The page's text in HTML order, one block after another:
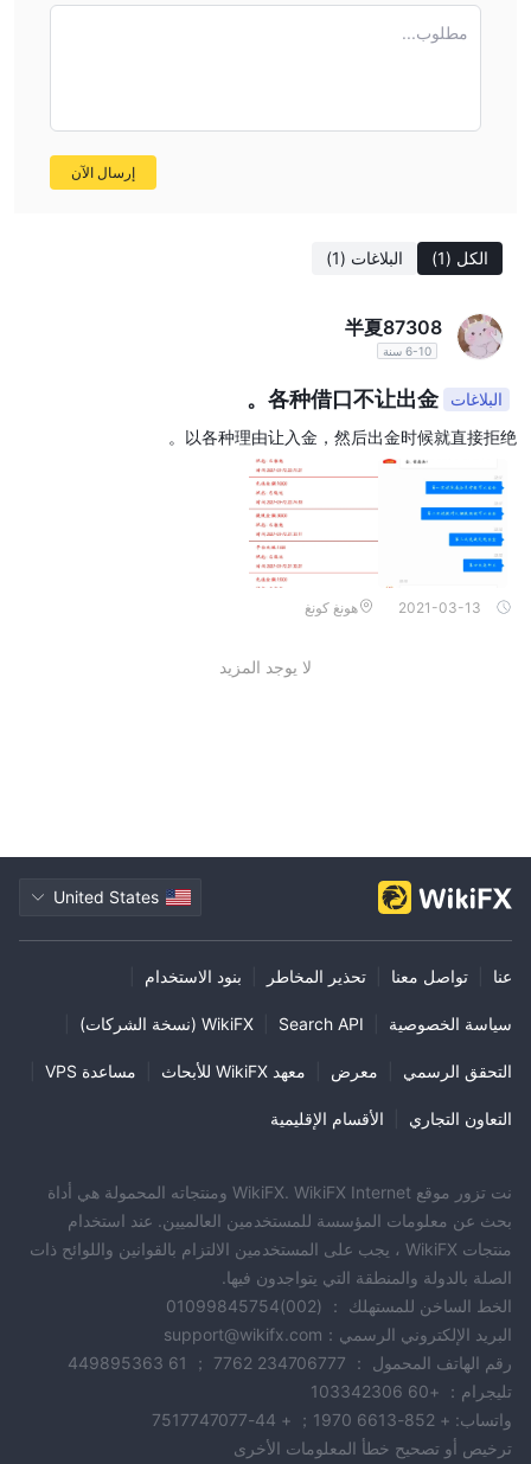
الكل (1) البلاغات (1)
半夏87308
6-10 سنة
البلاغات 各种借口不让出金。
以各种理由让入金，然后出金时候就直接拒绝。
2021-03-13 هونغ كونغ
لا يوجد المزيد
مطلوب...
إرسال الآن
United States
عنا تواصل معنا تحذير المخاطر بنود الاستخدام
سياسة الخصوصية Search API WikiFX (نسخة الشركات)
التحقق الرسمي معرض معهد WikiFX للأبحاث مساعدة VPS
التعاون التجاري الأقسام الإقليمية
نت تزور موقع WikiFX. WikiFX Internet ومنتجاته المحمولة هي أداة
بحث عن معلومات المؤسسة للمستخدمين العالميين. عند استخدام
منتجات WikiFX ، يجب على المستخدمين الالتزام بالقوانين واللوائح ذات
الصلة بالدولة والمنطقة التي يتواجدون فيها.
الخط الساخن للمستهلك ： (002)01099845754
البريد الإلكتروني الرسمي：support@wikifx.com
رقم الهاتف المحمول ： 234706777 7762 ； 61 449895363
تليجرام： +60 103342306
واتساب: + 852-6613 1970； + 44-7517747077
ترخيص أو تصحيح خطأ المعلومات الأخرى